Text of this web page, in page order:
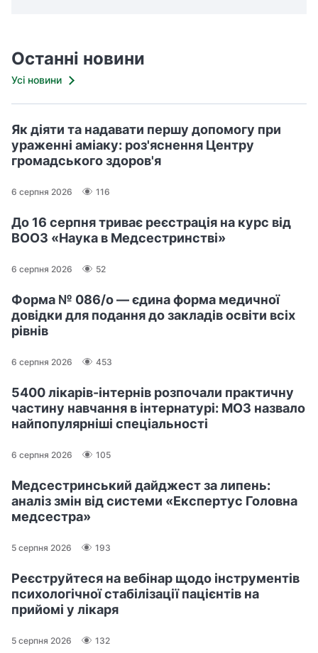
Останні новини
Усі новини
Як діяти та надавати першу допомогу при
ураженні аміаку: роз'яснення Центру
громадського здоров'я
6 серпня 2026 116
До 16 серпня триває реєстрація на курс від
ВООЗ «Наука в Медсестринстві»
6 серпня 2026 52
Форма № 086/о — єдина форма медичної
довідки для подання до закладів освіти всіх
рівнів
6 серпня 2026 453
5400 лікарів-інтернів розпочали практичну
частину навчання в інтернатурі: МОЗ назвало
найпопулярніші спеціальності
6 серпня 2026 105
Медсестринський дайджест за липень:
аналіз змін від системи «Експертус Головна
медсестра»
5 серпня 2026 193
Реєструйтеся на вебінар щодо інструментів
психологічної стабілізації пацієнтів на
прийомі у лікаря
5 серпня 2026 132